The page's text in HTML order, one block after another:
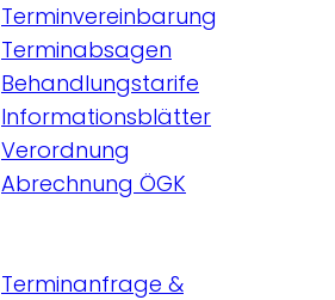
Terminvereinbarung
Terminabsagen
Behandlungstarife
Informationsblätter
Verordnung
Abrechnung ÖGK
Terminanfrage &